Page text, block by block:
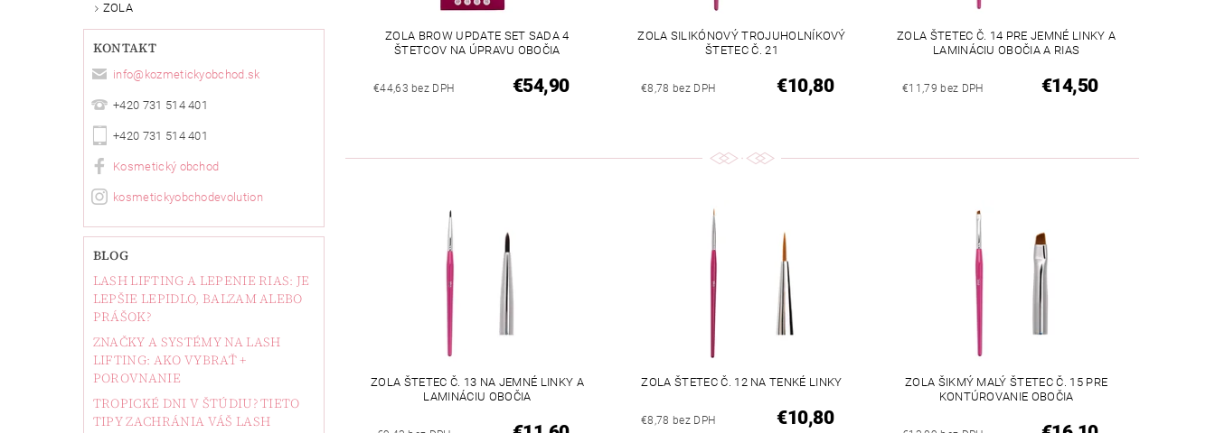
ZOLA
KONTAKT
info@ kozmetickyobchod.sk
+420 731 514 401
+420 731 514 401
Kosmetický obchod
kosmetickyobchodevolution
BLOG
LASH LIFTING A LEPENIE RIAS: JE
LEPŠIE LEPIDLO, BALZAM ALEBO
PRÁŠOK?
ZNAČKY A SYSTÉMY NA LASH
LIFTING: AKO VYBRAŤ +
POROVNANIE
TROPICKÉ DNI V ŠTÚDIU? TIETO
TIPY ZACHRÁNIA VÁŠ LASH
ZOLA BROW UPDATE SET SADA 4
ŠTETCOV NA ÚPRAVU OBOČIA
€44,63 bez DPH €54,90
ZOLA SILIKÓNOVÝ TROJUHOLNÍKOVÝ
ŠTETEC Č. 21
€8,78 bez DPH €10,80
ZOLA ŠTETEC Č. 14 PRE JEMNÉ LINKY A
LAMINÁCIU OBOČIA A RIAS
€11,79 bez DPH €14,50
ZOLA ŠTETEC Č. 13 NA JEMNÉ LINKY A
LAMINÁCIU OBOČIA
ZOLA ŠTETEC Č. 12 NA TENKÉ LINKY
€8,78 bez DPH €10,80
ZOLA ŠIKMÝ MALÝ ŠTETEC Č. 15 PRE
KONTÚROVANIE OBOČIA